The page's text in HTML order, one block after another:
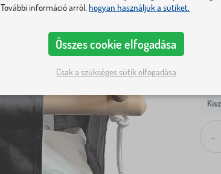
-
További információ arról, hogyan használjuk a sütiket.
Összes cookie elfogadása
Csak a szükséges sütik elfogadása